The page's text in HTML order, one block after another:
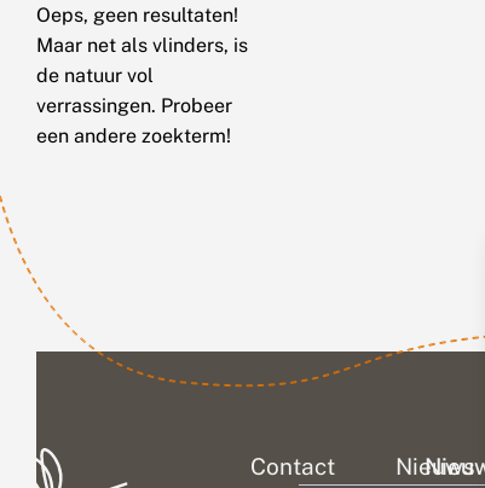
Oeps, geen resultaten!
Maar net als vlinders, is
de natuur vol
verrassingen. Probeer
een andere zoekterm!
Contact
Nieuws